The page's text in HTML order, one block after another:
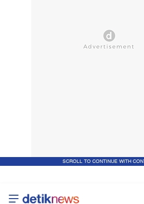
SCROLL TO CONTINUE WITH